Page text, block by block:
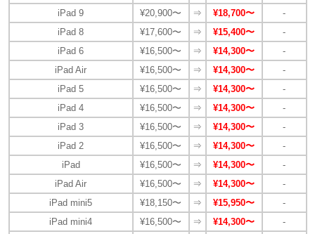
iPad 9
¥20,900〜 ⇒ ¥18,700〜
-
iPad 8
¥17,600〜 ⇒ ¥15,400〜
-
iPad 6
¥16,500〜 ⇒ ¥14,300〜
-
iPad Air
¥16,500〜 ⇒ ¥14,300〜
-
iPad 5
¥16,500〜 ⇒ ¥14,300〜
-
iPad 4
¥16,500〜 ⇒ ¥14,300〜
-
iPad 3
¥16,500〜 ⇒ ¥14,300〜
-
iPad 2
¥16,500〜 ⇒ ¥14,300〜
-
iPad
¥16,500〜 ⇒ ¥14,300〜
-
iPad Air
¥16,500〜 ⇒ ¥14,300〜
-
iPad mini5
¥18,150〜 ⇒ ¥15,950〜
-
iPad mini4
¥16,500〜 ⇒ ¥14,300〜
-